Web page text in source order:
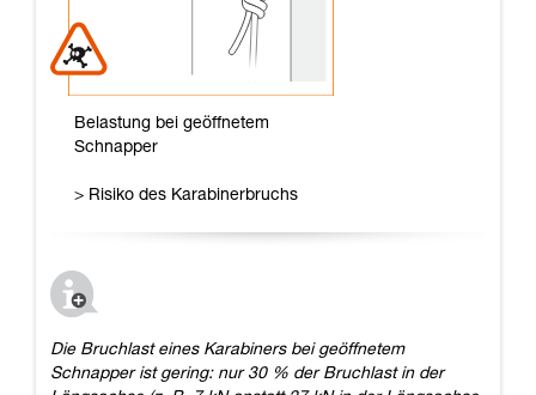
Belastung bei geöffnetem
Schnapper
> Risiko des Karabinerbruchs
Die Bruchlast eines Karabiners bei geöffnetem
Schnapper ist gering: nur 30 % der Bruchlast in der